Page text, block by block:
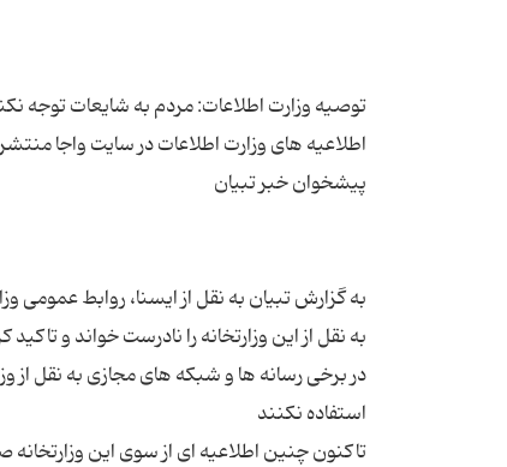
به گزارش تبیان به نقل از ایسنا، روابط
در برخی رسانه ها و شبکه های مجازی به نقل از